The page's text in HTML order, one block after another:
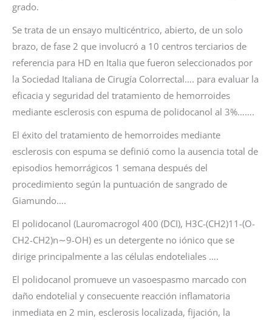
grado.
Se trata de un ensayo multicéntrico, abierto, de un solo
brazo, de fase 2 que involucró a 10 centros terciarios de
referencia para HD en Italia que fueron seleccionados por
la Sociedad Italiana de Cirugía Colorrectal…. para evaluar la
eficacia y seguridad del tratamiento de hemorroides
mediante esclerosis con espuma de polidocanol al 3%…….
El éxito del tratamiento de hemorroides mediante
esclerosis con espuma se definió como la ausencia total de
episodios hemorrágicos 1 semana después del
procedimiento según la puntuación de sangrado de
Giamundo….
El polidocanol (Lauromacrogol 400 (DCI), H3C-(CH2)11-(O-
CH2-CH2)n∼9-OH) es un detergente no iónico que se
dirige principalmente a las células endoteliales ….
El polidocanol promueve un vasoespasmo marcado con
daño endotelial y consecuente reacción inflamatoria
inmediata en 2 min, esclerosis localizada, fijación, la